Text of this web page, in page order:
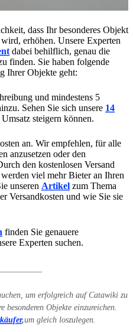
dass Ihr besonderes Objekt
erhöhen. Unsere Experten
dabei behilflich, genau die
finden. Sie haben folgende
Ihrer Objekte geht:
und mindestens 5
Sehen Sie sich unsere 14
steigern können.
an. Wir empfehlen, für alle
anzusetzen oder den
den kostenlosen Versand
viel mehr Bieter an Ihren
unseren Artikel zum Thema
Versandkosten und wie Sie sie
finden Sie genauere
Experten suchen.
um erfolgreich auf Catawiki zu
besonderen Objekte einzureichen.
,um gleich loszulegen.